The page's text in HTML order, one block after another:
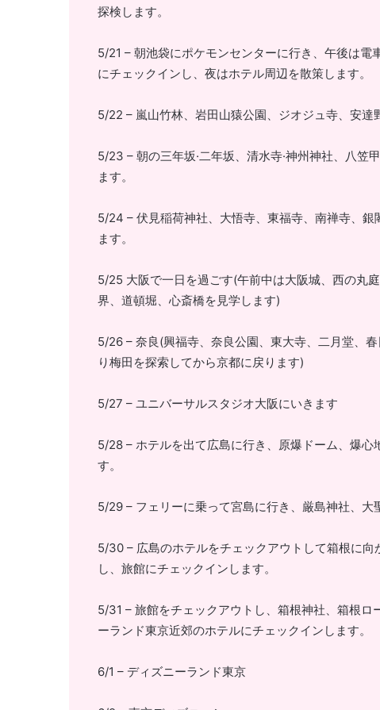
探検します。
5/21 – 朝池袋にポケモンセンターに行き、午後は
にチェックインし、夜はホテル周辺を散策します。
5/22 – 嵐山竹林、岩田山猿公園、ジオジュ寺、安達
5/23 – 朝の三年坂·二年坂、清水寺·神州神社、八笠
ます。
5/24 – 伏見稲荷神社、大悟寺、東福寺、南禅寺、
ます。
5/25 大阪で一日を過ごす(午前中は大阪城、西の丸
界、道頓堀、心斎橋を見学します)
5/26 – 奈良(興福寺、奈良公園、東大寺、二月堂、
り梅田を探索してから京都に戻ります)
5/27 – ユニバーサルスタジオ大阪にいきます
5/28 – ホテルを出て広島に行き、原爆ドーム、爆
す。
5/29 – フェリーに乗って宮島に行き、厳島神社、大
5/30 – 広島のホテルをチェックアウトして箱根に
し、旅館にチェックインします。
5/31 – 旅館をチェックアウトし、箱根神社、箱根
ーランド東京近郊のホテルにチェックインします。
6/1 – ディズニーランド東京